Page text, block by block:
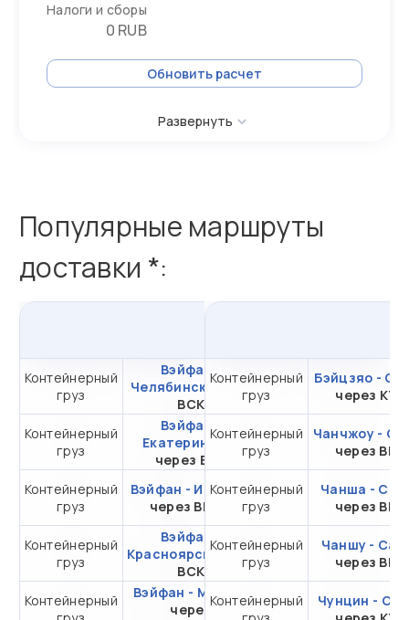
Налоги и сборы
0 RUB
Обновить расчет
Развернуть
Популярные маршруты
доставки *:
Контейнерный
груз
Вэйфан -
Челябинск через
ВСК
от 295 543,46 ₽ за
20DC
Контейнерный
груз
Вэйфан -
Екатеринбург
через ВСК
от 285 543,46 ₽ за
20DC
Контейнерный
груз
Вэйфан - Иркутск
через ВМТП
от 272 648,29 ₽ за
20DC
Контейнерный
груз
Вэйфан -
Красноярскчерез
ВСК
от 249 841,46 ₽ за
20DC
Контейнерный
Вэйфан - Москва
через
от 318 206,05 ₽ за
Контейнерный
груз
Бэйцзяо -
через
Контейнерный
груз
Чанчжоу -
через
Контейнерный
груз
Чанша -
через
Контейнерный
груз
Чаншу -
через
Контейнерный
Чунцин -